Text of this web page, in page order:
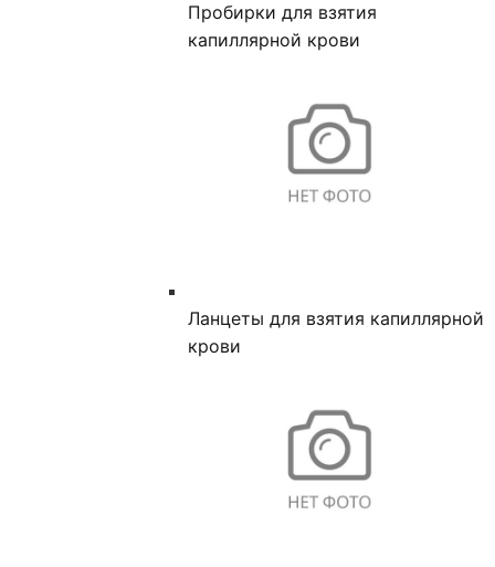
Пробирки для взятия
капиллярной крови
Ланцеты для взятия капиллярной
крови